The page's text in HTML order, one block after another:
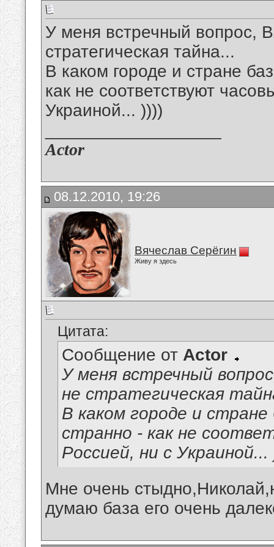
У меня встречный вопрос,
стратегическая тайна...
В каком городе и стране
как не соответствуют
Украиной... ))))
Actor
08.12.2010, 19:26
Вячеслав Серёгин
Живу я здесь
Цитата:
Сообщение от Actor
У меня встречный
не стратегическая
В каком городе и
странно - как не
Россией, ни с Украиной...
Мне очень
думаю база его очень